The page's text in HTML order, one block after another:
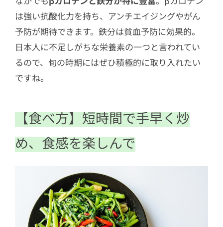
は強い抗酸化力を持ち、アンチエイジングやがん
予防が期待できます。鉄分は貧血予防に効果的。
日本人に不足しがちな栄養素の一つと言われてい
るので、旬の時期にはぜひ積極的に取り入れたい
ですね。
【食べ方】短時間で手早く炒
め、食感を楽しんで